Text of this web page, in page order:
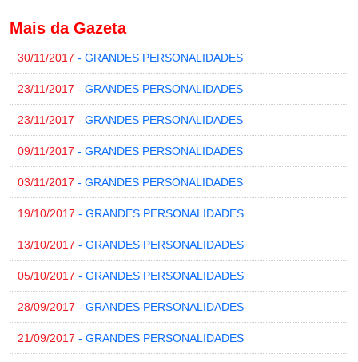
Mais da Gazeta
30/11/2017 - GRANDES PERSONALIDADES
23/11/2017 - GRANDES PERSONALIDADES
23/11/2017 - GRANDES PERSONALIDADES
09/11/2017 - GRANDES PERSONALIDADES
03/11/2017 - GRANDES PERSONALIDADES
19/10/2017 - GRANDES PERSONALIDADES
13/10/2017 - GRANDES PERSONALIDADES
05/10/2017 - GRANDES PERSONALIDADES
28/09/2017 - GRANDES PERSONALIDADES
21/09/2017 - GRANDES PERSONALIDADES